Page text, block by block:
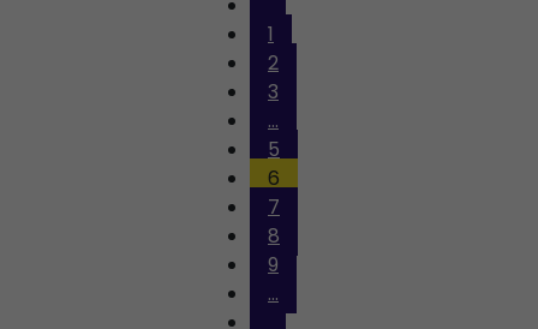
1
2
3
...
5
6
7
8
9
...